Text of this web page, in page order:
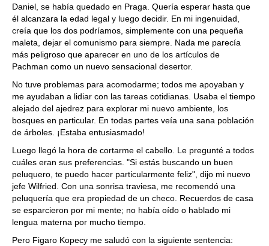
Daniel, se había quedado en Praga. Quería esperar hasta que
él alcanzara la edad legal y luego decidir. En mi ingenuidad,
creía que los dos podríamos, simplemente con una pequeña
maleta, dejar el comunismo para siempre. Nada me parecía
más peligroso que aparecer en uno de los artículos de
Pachman como un nuevo sensacional desertor.
No tuve problemas para acomodarme; todos me apoyaban y
me ayudaban a lidiar con las tareas cotidianas. Usaba el tiempo
alejado del ajedrez para explorar mi nuevo ambiente, los
bosques en particular. En todas partes veía una sana población
de árboles. ¡Estaba entusiasmado!
Luego llegó la hora de cortarme el cabello. Le pregunté a todos
cuáles eran sus preferencias. "Si estás buscando un buen
peluquero, te puedo hacer particularmente feliz", dijo mi nuevo
jefe Wilfried. Con una sonrisa traviesa, me recomendó una
peluquería que era propiedad de un checo. Recuerdos de casa
se esparcieron por mi mente; no había oído o hablado mi
lengua materna por mucho tiempo.
Pero Figaro Kopecy me saludó con la siguiente sentencia: